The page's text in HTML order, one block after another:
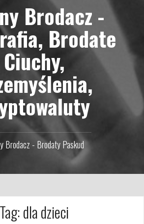
Brodacz -
Brodate
Ciuchy,
Brodacz - Brodaty Paskud
Tag:dla dzieci